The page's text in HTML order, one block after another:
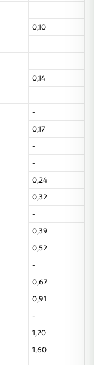
0,10
0,14
-
0,17
-
-
0,24
0,32
-
0,39
0,52
-
0,67
0,91
-
1,20
1,60